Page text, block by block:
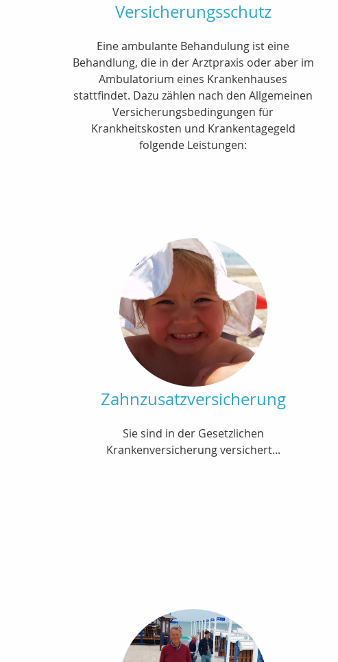
Versicherungsschutz
Eine ambulante Behandulung ist eine
Behandlung, die in der Arztpraxis oder aber im
Ambulatorium eines Krankenhauses
stattfindet. Dazu zählen nach den Allgemeinen
Versicherungsbedingungen für
Krankheitskosten und Krankentagegeld
folgende Leistungen:
Zahnzusatzversicherung
Sie sind in der Gesetzlichen
Krankenversicherung versichert...